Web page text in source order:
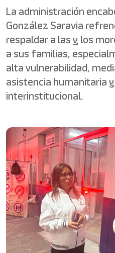
La administración
González Saravia
respaldar a las y los
a sus familias,
alta vulnerabilidad,
asistencia humanitaria
interinstitucional.